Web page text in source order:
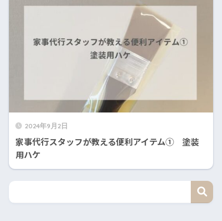
2024年9月2日
家事代行スタッフが教える便利アイテム① 塗装
用ハケ